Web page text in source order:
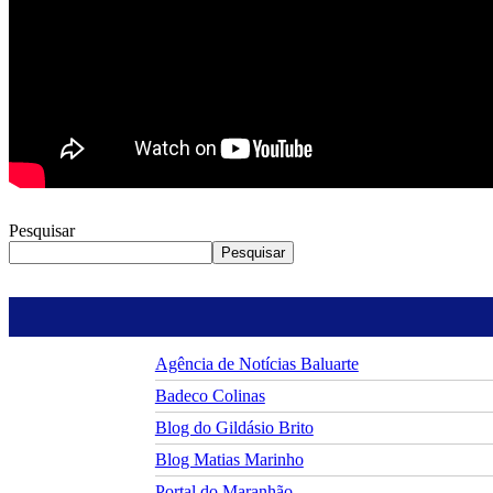
Pesquisar
Pesquisar
Agência de Notícias Baluarte
Badeco Colinas
Blog do Gildásio Brito
Blog Matias Marinho